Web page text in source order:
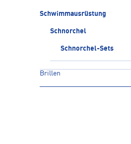
Schwimmausrüstung
Schnorchel
Schnorchel-Sets
Brillen